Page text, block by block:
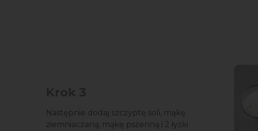
Następnie dodaj szczyptę soli, mąkę
ziemniaczaną, mąkę pszenną i 2 łyżki